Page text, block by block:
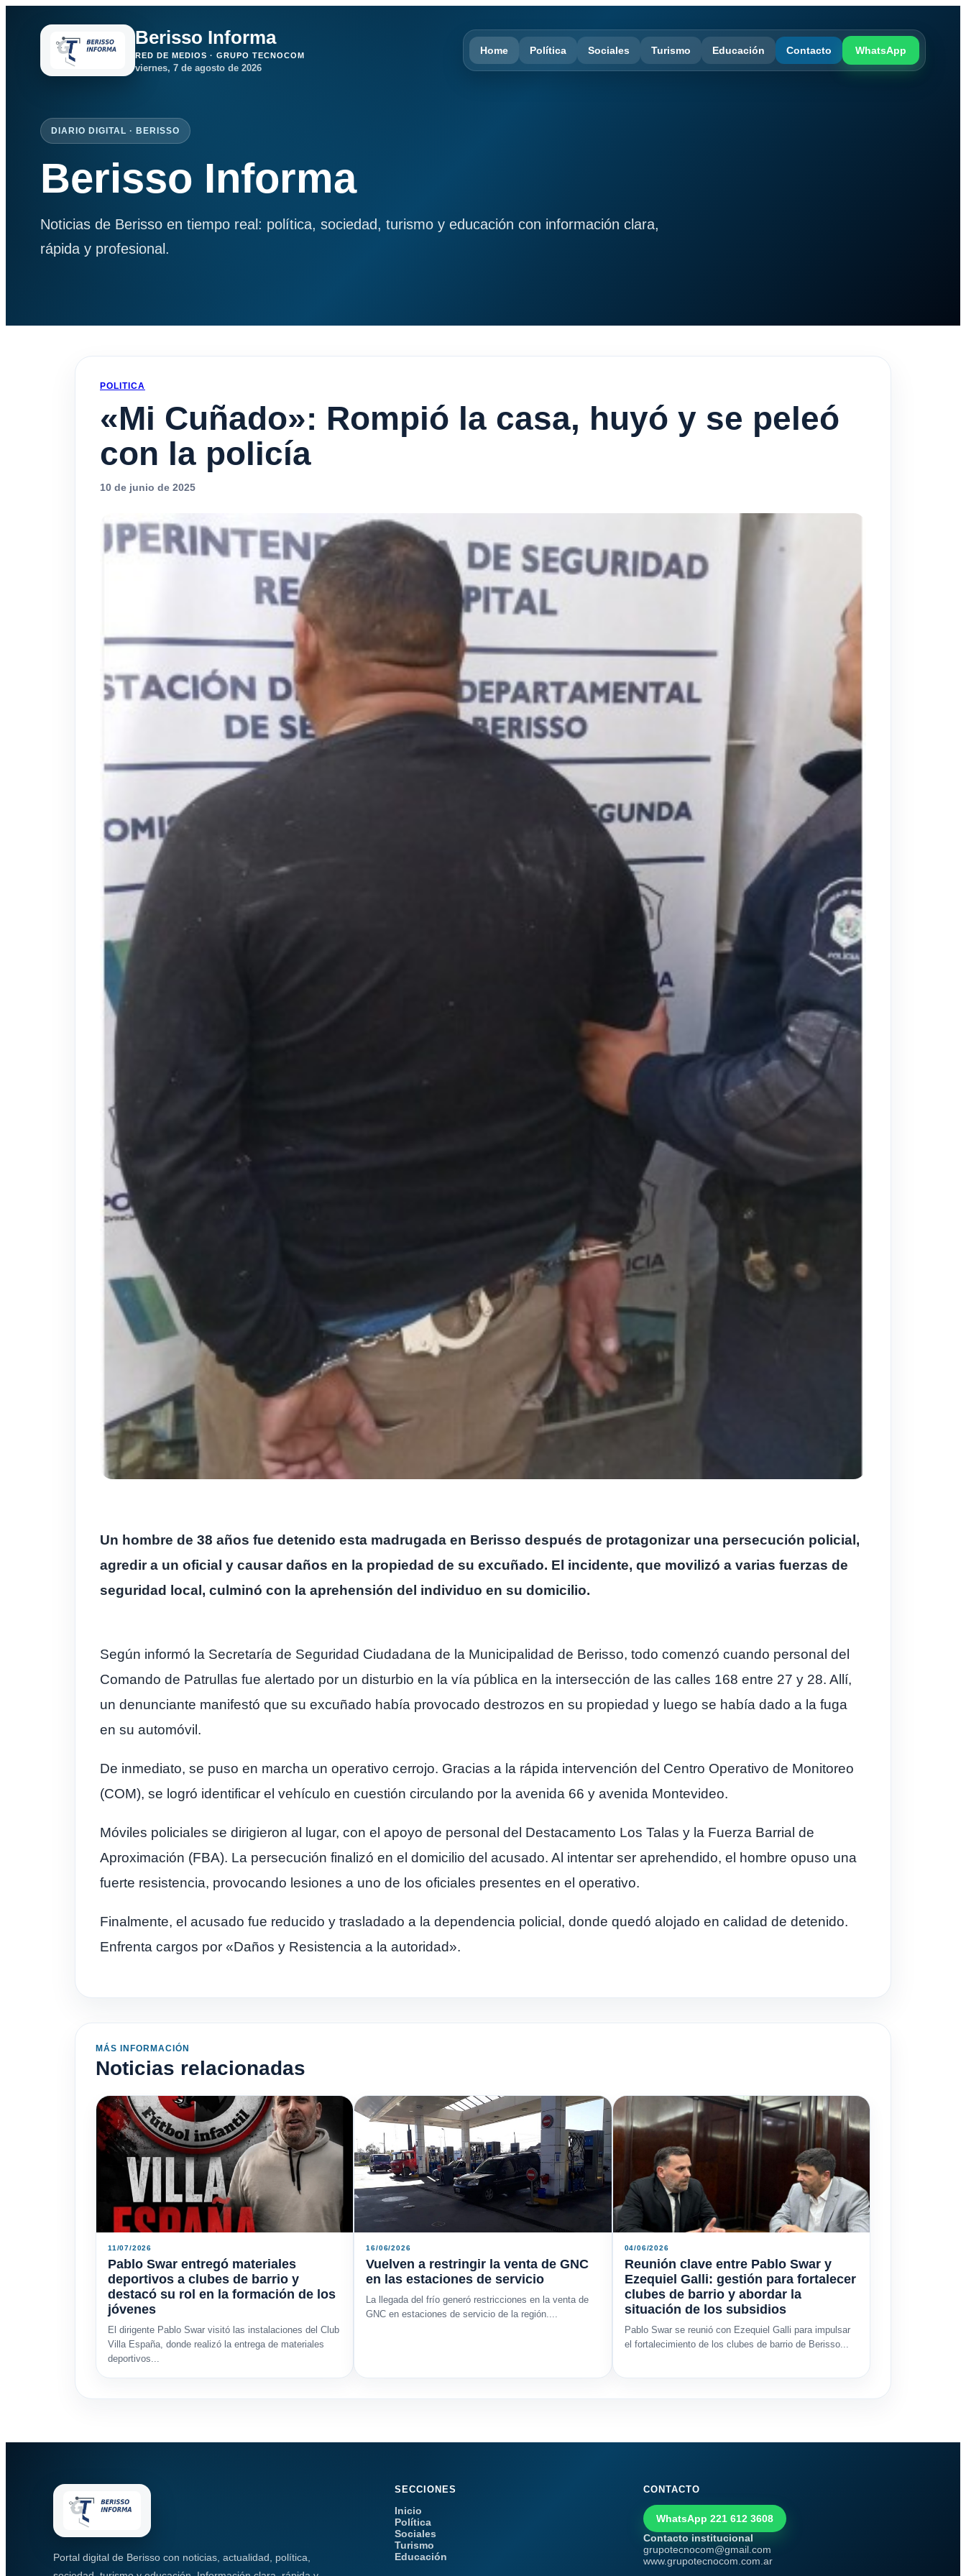
Berisso Informa
RED DE MEDIOS · GRUPO TECNOCOM
viernes, 7 de agosto de 2026
Home Política Sociales Turismo Educación Contacto WhatsApp
DIARIO DIGITAL · BERISSO
Berisso Informa
Noticias de Berisso en tiempo real: política, sociedad, turismo y educación con información clara,
rápida y profesional.
POLITICA
«Mi Cuñado»: Rompió la casa, huyó y se peleó
con la policía
10 de junio de 2025
Un hombre de 38 años fue detenido esta madrugada en Berisso después de protagonizar una persecución policial,
agredir a un oficial y causar daños en la propiedad de su excuñado. El incidente, que movilizó a varias fuerzas de
seguridad local, culminó con la aprehensión del individuo en su domicilio.
Según informó la Secretaría de Seguridad Ciudadana de la Municipalidad de Berisso, todo comenzó cuando personal del
Comando de Patrullas fue alertado por un disturbio en la vía pública en la intersección de las calles 168 entre 27 y 28. Allí,
un denunciante manifestó que su excuñado había provocado destrozos en su propiedad y luego se había dado a la fuga
en su automóvil.
De inmediato, se puso en marcha un operativo cerrojo. Gracias a la rápida intervención del Centro Operativo de Monitoreo
(COM), se logró identificar el vehículo en cuestión circulando por la avenida 66 y avenida Montevideo.
Móviles policiales se dirigieron al lugar, con el apoyo de personal del Destacamento Los Talas y la Fuerza Barrial de
Aproximación (FBA). La persecución finalizó en el domicilio del acusado. Al intentar ser aprehendido, el hombre opuso una
fuerte resistencia, provocando lesiones a uno de los oficiales presentes en el operativo.
Finalmente, el acusado fue reducido y trasladado a la dependencia policial, donde quedó alojado en calidad de detenido.
Enfrenta cargos por «Daños y Resistencia a la autoridad».
MÁS INFORMACIÓN
Noticias relacionadas
11/07/2026
Pablo Swar entregó materiales
deportivos a clubes de barrio y
destacó su rol en la formación de los
jóvenes
El dirigente Pablo Swar visitó las instalaciones del Club
Villa España, donde realizó la entrega de materiales
deportivos...
16/06/2026
Vuelven a restringir la venta de GNC
en las estaciones de servicio
La llegada del frío generó restricciones en la venta de
GNC en estaciones de servicio de la región....
04/06/2026
Reunión clave entre Pablo Swar y
Ezequiel Galli: gestión para fortalecer
clubes de barrio y abordar la
situación de los subsidios
Pablo Swar se reunió con Ezequiel Galli para impulsar
el fortalecimiento de los clubes de barrio de Berisso...
Portal digital de Berisso con noticias, actualidad, política,
SECCIONES
Inicio
Política
Sociales
Turismo
Educación
CONTACTO
WhatsApp 221 612 3608
Contacto institucional
grupotecnocom@gmail.com
www.grupotecnocom.com.ar